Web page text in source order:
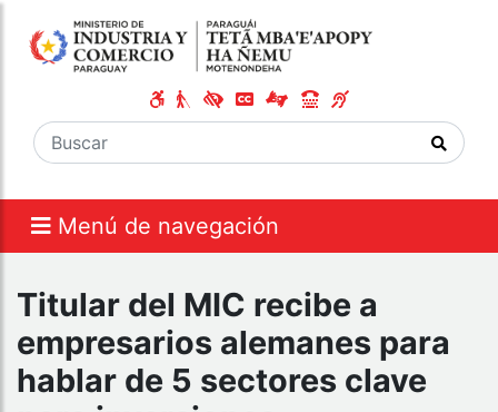
Menú de navegación
Titular del MIC recibe a
empresarios alemanes para
hablar de 5 sectores clave